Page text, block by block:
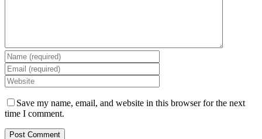
Save my name, email, and website in this browser for the next
time I comment.